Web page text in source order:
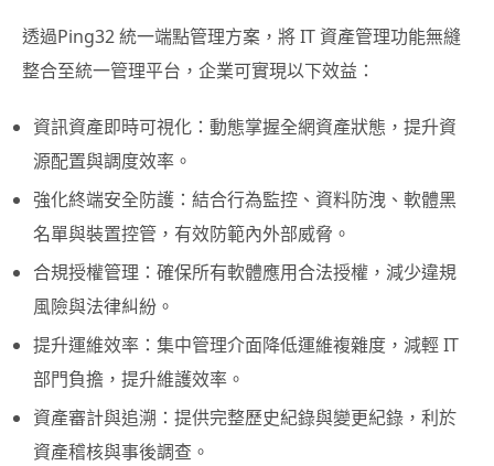
透過Ping32 統一端點管理方案，將 IT 資產管理功能無縫
整合至統一管理平台，企業可實現以下效益：
資訊資產即時可視化：動態掌握全網資產狀態，提升資
源配置與調度效率。
強化終端安全防護：結合行為監控、資料防洩、軟體黑
名單與裝置控管，有效防範內外部威脅。
合規授權管理：確保所有軟體應用合法授權，減少違規
風險與法律糾紛。
提升運維效率：集中管理介面降低運維複雜度，減輕 IT
部門負擔，提升維護效率。
資產審計與追溯：提供完整歷史紀錄與變更紀錄，利於
資產稽核與事後調查。